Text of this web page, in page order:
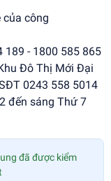
công
189 - 1800 585 865
Đô Thị Mới Đại
0243 558 5014
đến sáng Thứ 7
đã được kiểm